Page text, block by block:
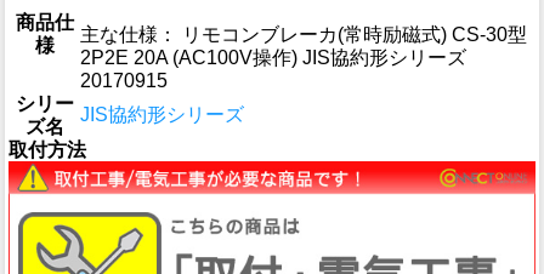
商品仕
様
主な仕様： リモコンブレーカ(常時励磁式) CS-30型
2P2E 20A (AC100V操作) JIS協約形シリーズ
20170915
シリー
ズ名
JIS協約形シリーズ
取付方法